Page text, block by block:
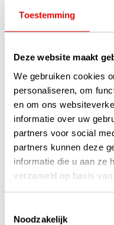
Toestemming
Deze website maakt
We gebruiken cookies
personaliseren, om
en om ons
informatie over uw
partners voor social
partners kunnen deze
informatie die u aan ze
verzameld op basis
Noodzakelijk
-7%
Callaway Liquid Metal
Ladies Golfcap - Wit
Groen
Op voorraad
uit maar heeft ook een fijne